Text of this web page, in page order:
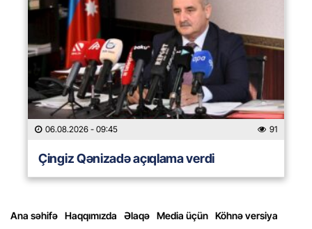
06.08.2026 - 09:45 91
Çingiz Qənizadə açıqlama verdi
Ana səhifə Haqqımızda Əlaqə Media üçün Köhnə versiya